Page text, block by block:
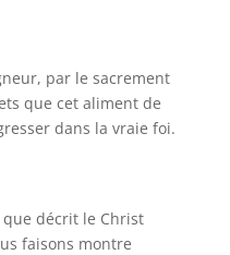
par le sacrement
que cet aliment de
dans la vraie foi.
que décrit le Christ
faisons montre